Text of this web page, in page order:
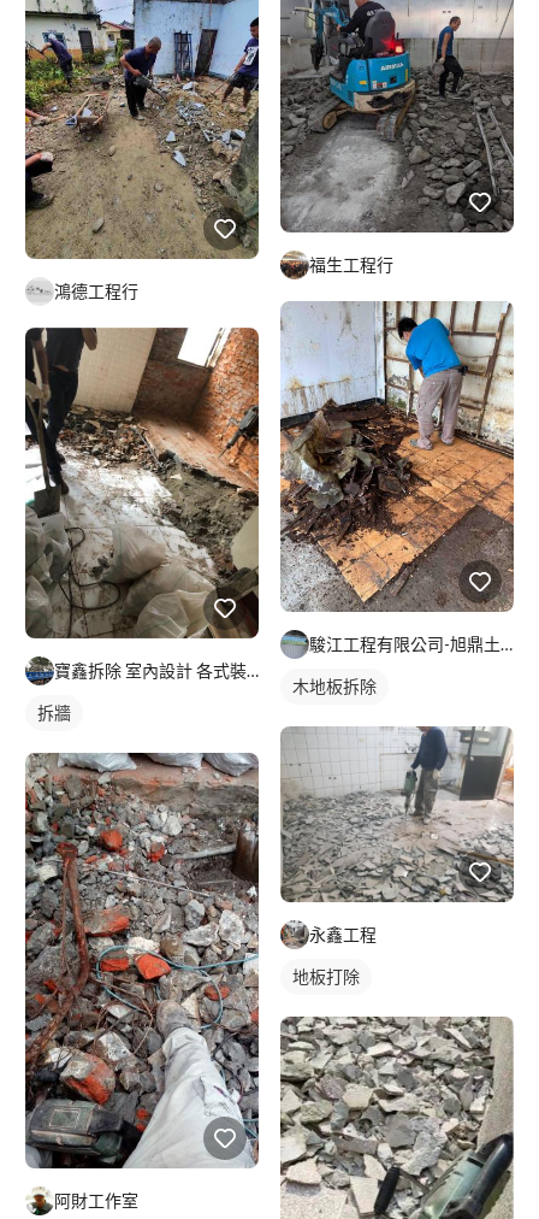
鴻德工程行
寶鑫拆除 室內設計 各式裝潢工程
拆牆
阿財工作室
福生工程行
駿江工程有限公司-旭鼎土木包工業
木地板拆除
永鑫工程
地板打除